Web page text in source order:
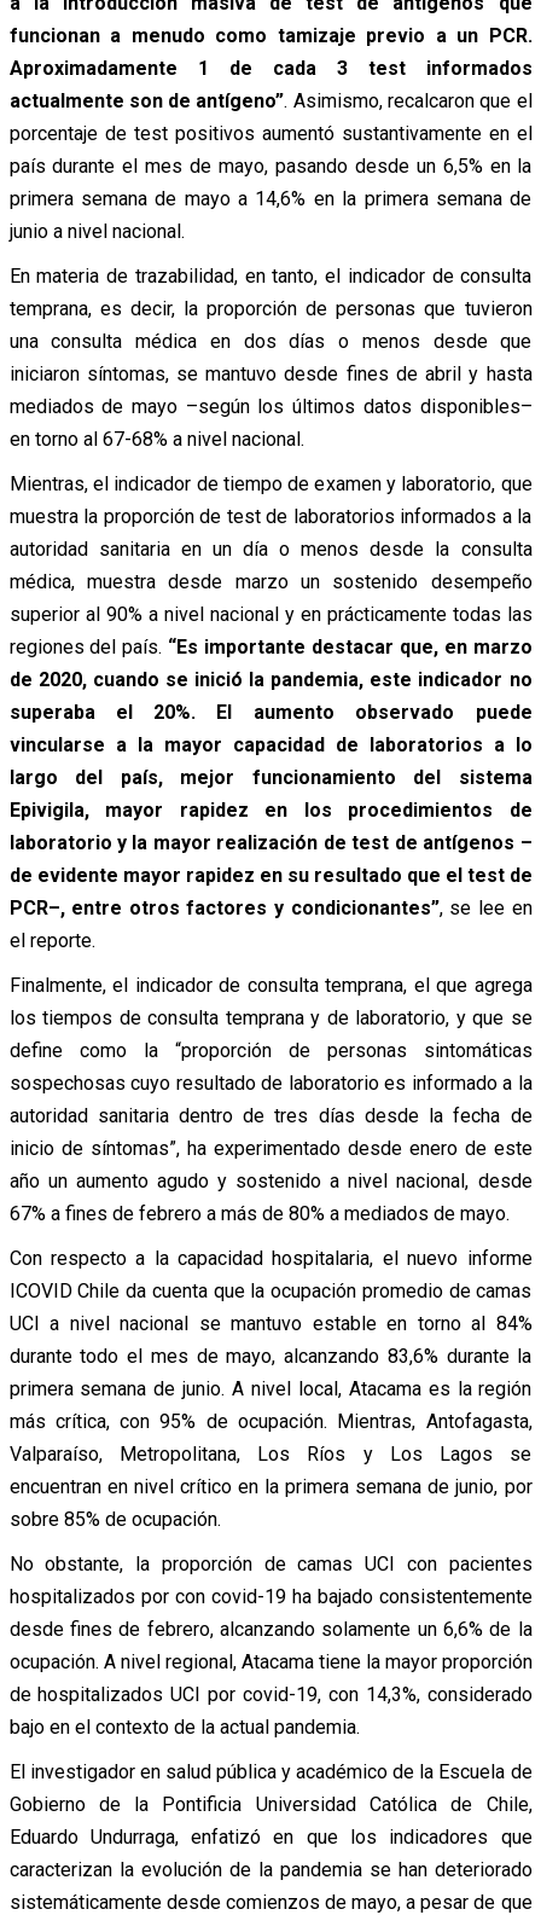
funcionan a menudo como tamizaje previo a un PCR.
Aproximadamente 1 de cada 3 test informados
actualmente son de antígeno”. Asimismo, recalcaron que el
porcentaje de test positivos aumentó sustantivamente en el
país durante el mes de mayo, pasando desde un 6,5% en la
primera semana de mayo a 14,6% en la primera semana de
junio a nivel nacional.
En materia de trazabilidad, en tanto, el indicador de consulta
temprana, es decir, la proporción de personas que tuvieron
una consulta médica en dos días o menos desde que
iniciaron síntomas, se mantuvo desde fines de abril y hasta
mediados de mayo –según los últimos datos disponibles–
en torno al 67-68% a nivel nacional.
Mientras, el indicador de tiempo de examen y laboratorio, que
muestra la proporción de test de laboratorios informados a la
autoridad sanitaria en un día o menos desde la consulta
médica, muestra desde marzo un sostenido desempeño
superior al 90% a nivel nacional y en prácticamente todas las
regiones del país. “Es importante destacar que, en marzo
de 2020, cuando se inició la pandemia, este indicador no
superaba el 20%. El aumento observado puede
vincularse a la mayor capacidad de laboratorios a lo
largo del país, mejor funcionamiento del sistema
Epivigila, mayor rapidez en los procedimientos de
laboratorio y la mayor realización de test de antígenos –
de evidente mayor rapidez en su resultado que el test de
PCR–, entre otros factores y condicionantes”, se lee en
el reporte.
Finalmente, el indicador de consulta temprana, el que agrega
los tiempos de consulta temprana y de laboratorio, y que se
define como la “proporción de personas sintomáticas
sospechosas cuyo resultado de laboratorio es informado a la
autoridad sanitaria dentro de tres días desde la fecha de
inicio de síntomas”, ha experimentado desde enero de este
año un aumento agudo y sostenido a nivel nacional, desde
67% a fines de febrero a más de 80% a mediados de mayo.
Con respecto a la capacidad hospitalaria, el nuevo informe
ICOVID Chile da cuenta que la ocupación promedio de camas
UCI a nivel nacional se mantuvo estable en torno al 84%
durante todo el mes de mayo, alcanzando 83,6% durante la
primera semana de junio. A nivel local, Atacama es la región
más crítica, con 95% de ocupación. Mientras, Antofagasta,
Valparaíso, Metropolitana, Los Ríos y Los Lagos se
encuentran en nivel crítico en la primera semana de junio, por
sobre 85% de ocupación.
No obstante, la proporción de camas UCI con pacientes
hospitalizados por con covid-19 ha bajado consistentemente
desde fines de febrero, alcanzando solamente un 6,6% de la
ocupación. A nivel regional, Atacama tiene la mayor proporción
de hospitalizados UCI por covid-19, con 14,3%, considerado
bajo en el contexto de la actual pandemia.
El investigador en salud pública y académico de la Escuela de
Gobierno de la Pontificia Universidad Católica de Chile,
Eduardo Undurraga, enfatizó en que los indicadores que
caracterizan la evolución de la pandemia se han deteriorado
sistemáticamente desde comienzos de mayo, a pesar de que